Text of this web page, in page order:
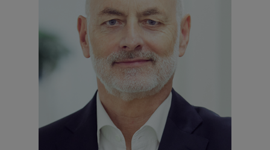
AM STUNDENSTEIN 1
67722 WINNWEILER
+49 6302 9236-0
FAX +49 6302 9236-999